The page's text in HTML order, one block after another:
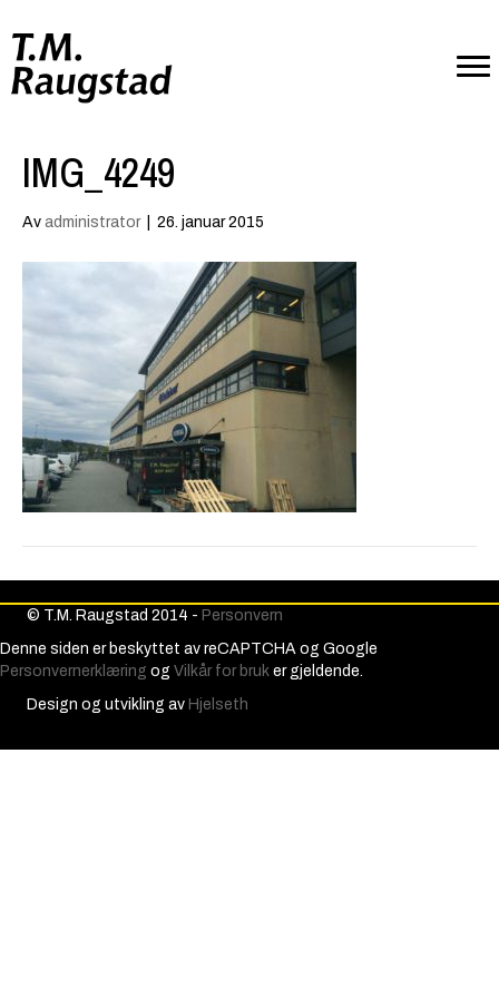
IMG_4249
Av administrator 26. januar 2015
© T.M. Raugstad 2014 - Personvern
Denne siden er beskyttet av reCAPTCHA og Google
Personvernerklæring og Vilkår for bruk er gjeldende.
Design og utvikling av Hjelseth